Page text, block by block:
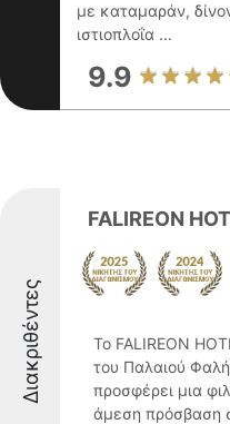
με καταμαράν,
ιστιοπλοΐα ...
9.9
Διακριθέντες
FALIREON
Το FALIREON
του Παλαιού
προσφέρει μια
άμεση πρόσβαση